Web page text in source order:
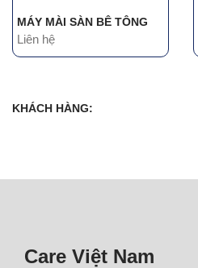
MÁY MÀI SÀN BÊ TÔNG
Liên hệ
KHÁCH HÀNG:
Care Việt Nam